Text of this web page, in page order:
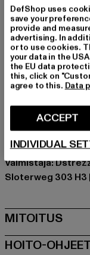
Tilaisuus:
Yksityiskohdat:
Leikkaa: Regular
Tuotemerkki:
Kategoria: T-
Color: weiß
Valmistaja väri:
Materiaalin
Art.Nr: DZ203550-
Valmistaja:
Sloterweg 303 H3
MITOITUS
HOITO-
DefShop uses
save your
provide and
advertising. In
or to use cookies.
your data in the
the EU data
this, click on
agree to this. Data
ACCEPT
INDIVIDUAL